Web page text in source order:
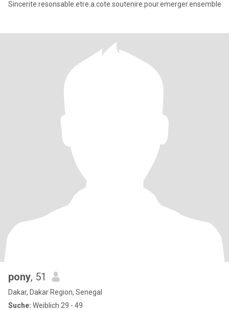
Sincerite.resonsable.etre.a.cote.soutenire.pour.emerger.ensemble
pony, 51
Dakar, Dakar Region, Senegal
Suche: Weiblich 29 - 49